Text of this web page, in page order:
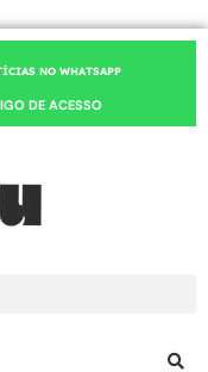
NO WHATSAPP
DE ACESSO